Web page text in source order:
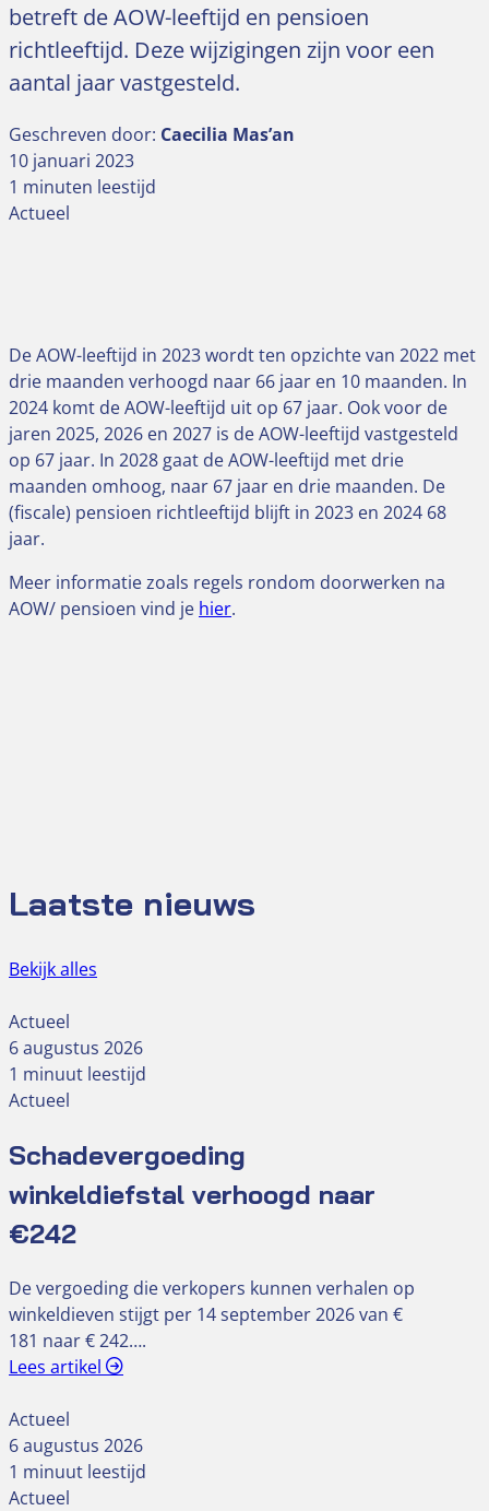
betreft de AOW-leeftijd en pensioen
richtleeftijd. Deze wijzigingen zijn voor een
aantal jaar vastgesteld.
Geschreven door: Caecilia Mas’an
10 januari 2023
1 minuten leestijd
Actueel
De AOW-leeftijd in 2023 wordt ten opzichte van 2022 met
drie maanden verhoogd naar 66 jaar en 10 maanden. In
2024 komt de AOW-leeftijd uit op 67 jaar. Ook voor de
jaren 2025, 2026 en 2027 is de AOW-leeftijd vastgesteld
op 67 jaar. In 2028 gaat de AOW-leeftijd met drie
maanden omhoog, naar 67 jaar en drie maanden. De
(fiscale) pensioen richtleeftijd blijft in 2023 en 2024 68
jaar.
Meer informatie zoals regels rondom doorwerken na
AOW/ pensioen vind je hier.
Laatste nieuws
Bekijk alles
Actueel
6 augustus 2026
1 minuut leestijd
Actueel
Schadevergoeding
winkeldiefstal verhoogd naar
€242
De vergoeding die verkopers kunnen verhalen op
winkeldieven stijgt per 14 september 2026 van €
181 naar € 242….
Lees artikel
Actueel
6 augustus 2026
1 minuut leestijd
Actueel